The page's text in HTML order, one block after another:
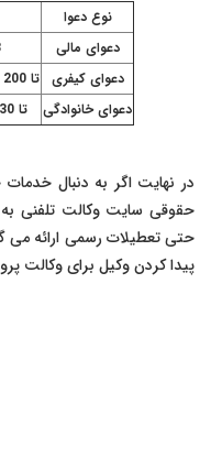
نوع دعوا
دعوای مالی
3
دعوای کیفری تا 200 میلیون تومان بر حسب نوع مجازات
دعوای خانوادگی
تا 30 میلیون تومان بر حسب نوع دعوا
در نهایت اگر به دنبال
حقوقی سایت وکالت تلفنی
حتی تعطیلات رسمی ارائه می
پیدا کردن وکیل برای وکالت